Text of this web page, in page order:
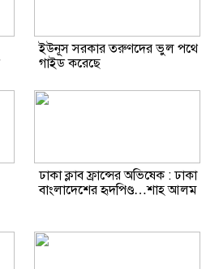
ইউনূস সরকার তরুণদের ভুল পথে
গাইড করেছে
ঢাকা ক্লাব ফ্রান্সের অভিষেক : ঢাকা
বাংলাদেশের হৃদপিণ্ড…শাহ আলম